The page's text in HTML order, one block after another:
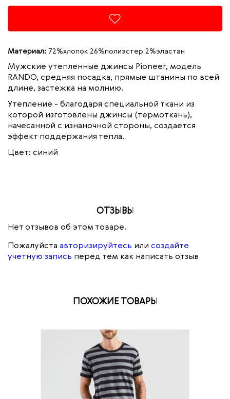
Материал: 72%хлопок 26%полиэстер 2%эластан
Мужские утепленные джинсы Pioneer, модель
RANDO, средняя посадка, прямые штанины по всей
длине, застежка на молнию.
Утепление - благодаря специальной ткани из
которой изготовлены джинсы (термоткань),
начесанной с изнаночной стороны, создается
эффект поддержания тепла.
Цвет: синий
ОТЗЫВЫ
Нет отзывов об этом товаре.
Пожалуйста авторизируйтесь или создайте
учетную запись перед тем как написать отзыв
ПОХОЖИЕ ТОВАРЫ